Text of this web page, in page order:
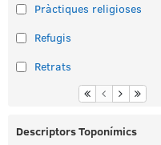
Pràctiques religioses
Refugis
Retrats
Descriptors Toponímics